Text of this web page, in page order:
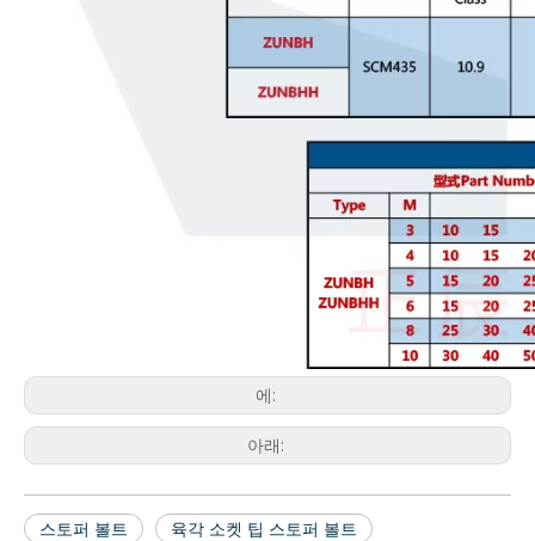
에:
아래:
스토퍼 볼트
육각 소켓 팁 스토퍼 볼트